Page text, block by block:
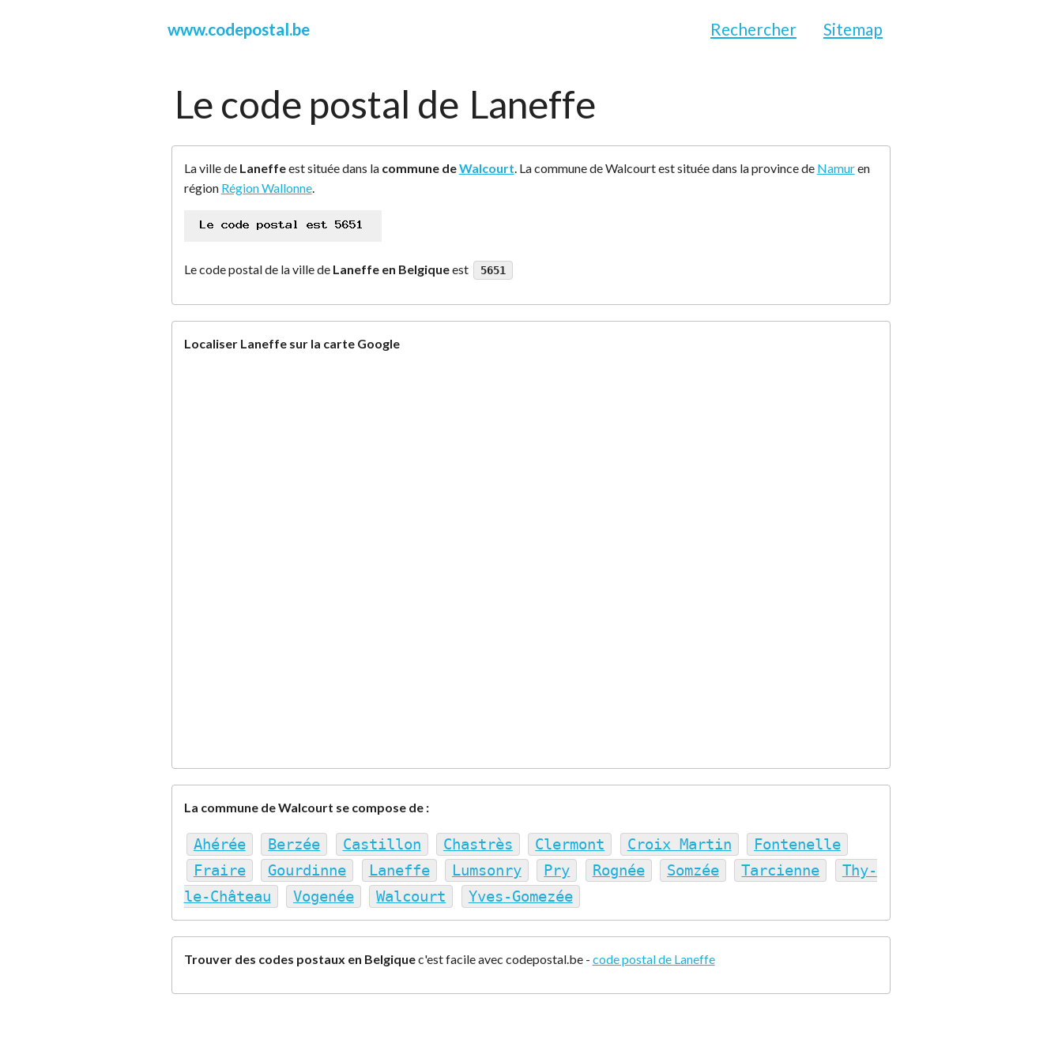
www.codepostal.be Rechercher Sitemap
Le code postal de Laneffe
La ville de Laneffeest située dans la commune deWalcourt . La commune de Walcourt est située dans la province de Namuren
région Région Wallonne.
Le code postal de la ville de Laneffe en Belgiqueest 5651
Localiser Laneffe sur la carte Google
La commune de Walcourt se compose de :
Ahérée Berzée Castillon Chastrès Clermont Croix Martin
Fontenelle
Fraire
Gourdinne Laneffe Lumsonry Pry Rognée Somzée Tarcienne
Thy-
le-Château
Vogenée Walcourt Yves-Gomezée
Trouver des codes postaux en Belgiquec'est facile avec codepostal.be - code postal de Laneffe